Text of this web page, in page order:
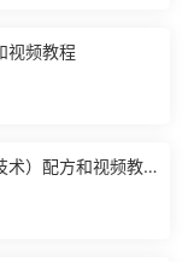
视频教程
术）配方和视频教